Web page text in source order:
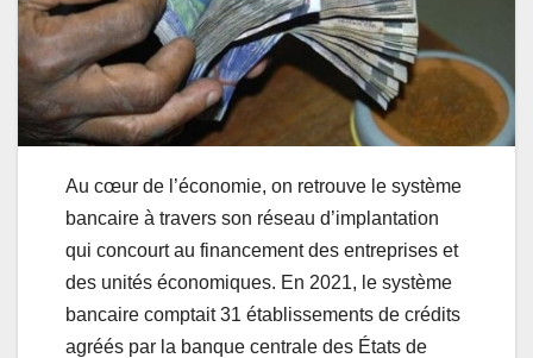
Au cœur de l’économie, on retrouve le système
bancaire à travers son réseau d’implantation
qui concourt au financement des entreprises et
des unités économiques. En 2021, le système
bancaire comptait 31 établissements de crédits
agréés par la banque centrale des États de